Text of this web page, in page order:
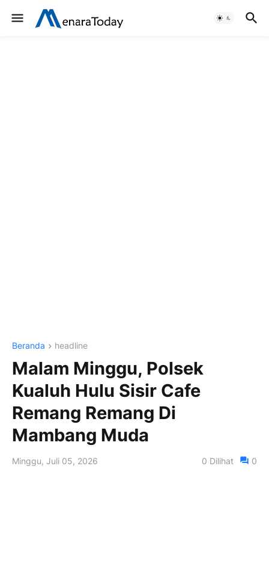
Beranda headline
Malam Minggu, Polsek
Kualuh Hulu Sisir Cafe
Remang Remang Di
Mambang Muda
Minggu, Juli 05, 2026 0 Dilihat 0